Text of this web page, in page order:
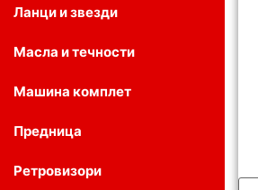
Ланци и звезди
Масла и течности
Машина комплет
Предница
Ретровизори